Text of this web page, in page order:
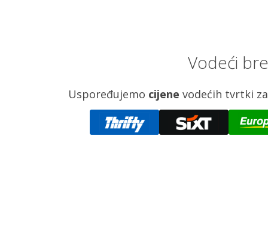
Vodeći
Uspoređujemo cijene vodećih tvrtki